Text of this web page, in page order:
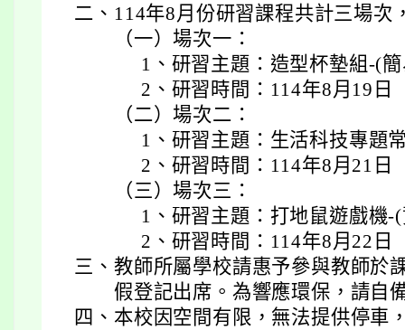
二、 114年8月份研習課程共計三場次
（一）場次一：
1、研習主題：造型杯墊組-(
2、研習時間：114年8月19日
（二）場次二：
1、研習主題：生活科技專題
2、研習時間：114年8月21日
（三）場次三：
1、研習主題：打地鼠遊戲機-
2、研習時間：114年8月22日
三、 教師所屬學校請惠予參與教師於
假登記出席。為響應環保，請自
四、 本校因空間有限，無法提供停車